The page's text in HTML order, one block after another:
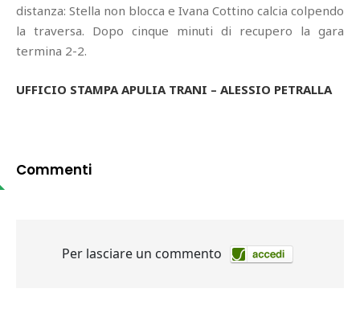
distanza: Stella non blocca e Ivana Cottino calcia colpendo
la traversa. Dopo cinque minuti di recupero la gara
termina 2-2.
UFFICIO STAMPA APULIA TRANI – ALESSIO PETRALLA
Commenti